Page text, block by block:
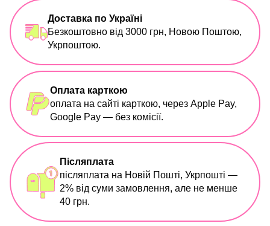
Доставка по Україні
Безкоштовно від 3000 грн, Новою Поштою,
Укрпоштою.
Оплата карткою
оплата на сайті карткою, через Apple Pay,
Google Pay — без комісії.
Післяплата
післяплата на Новій Пошті, Укрпошті —
2% від суми замовлення, але не менше
40 грн.